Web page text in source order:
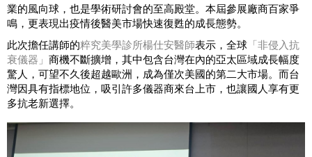
業的風向球，也是學術研討會的至高殿堂。本屆參展廠商百家爭
鳴，更表現出疫情後醫美市場快速復甦的成長態勢。
此次擔任講師的粹究美學診所楊仕安醫師表示，全球 「非侵入抗
衰儀器」 商機不斷擴增， 其中包含台灣在內的亞太區域成長幅度
驚人，可望不久後超越歐洲，成為僅次美國的第二大市場。而台
灣因具有指標地位，吸引許多儀器商來台上市，也讓國人享有更
多抗老新選擇。